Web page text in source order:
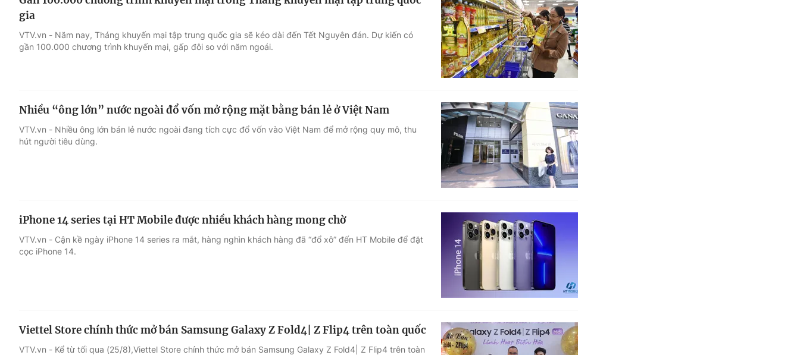
gia
VTV.vn - Năm nay, Tháng khuyến mại tập trung quốc gia sẽ kéo dài đến Tết Nguyên đán. Dự kiến có
gần 100.000 chương trình khuyến mại, gấp đôi so với năm ngoái.
Nhiều “ông lớn” nước ngoài đổ vốn mở rộng mặt bằng bán lẻ ở Việt Nam
VTV.vn - Nhiều ông lớn bán lẻ nước ngoài đang tích cực đổ vốn vào Việt Nam để mở rộng quy mô, thu
hút người tiêu dùng.
iPhone 14 series tại HT Mobile được nhiều khách hàng mong chờ
VTV.vn - Cận kề ngày iPhone 14 series ra mắt, hàng nghìn khách hàng đã “đổ xô” đến HT Mobile để đặt
cọc iPhone 14.
Viettel Store chính thức mở bán Samsung Galaxy Z Fold4| Z Flip4 trên toàn quốc
VTV.vn - Kể từ tối qua (25/8),Viettel Store chính thức mở bán Samsung Galaxy Z Fold4| Z Flip4 trên toàn